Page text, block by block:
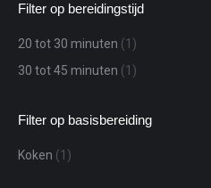
Filter op bereidingstijd
20 tot 30 minuten (1)
30 tot 45 minuten (1)
Filter op basisbereiding
Koken (1)